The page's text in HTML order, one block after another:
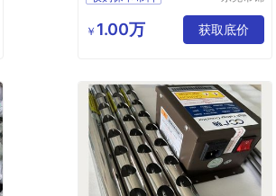
内衣布料回收
源回收有
限公司
￥ 1.00万 获取底价